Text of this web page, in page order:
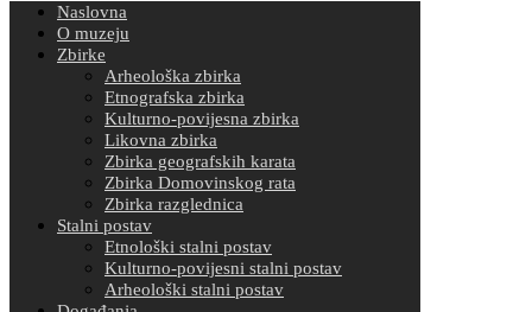
Naslovna
O muzeju
Zbirke
Arheološka zbirka
Etnografska zbirka
Kulturno-povijesna zbirka
Likovna zbirka
Zbirka geografskih karata
Zbirka Domovinskog rata
Zbirka razglednica
Stalni postav
Etnološki stalni postav
Kulturno-povijesni stalni postav
Arheološki stalni postav